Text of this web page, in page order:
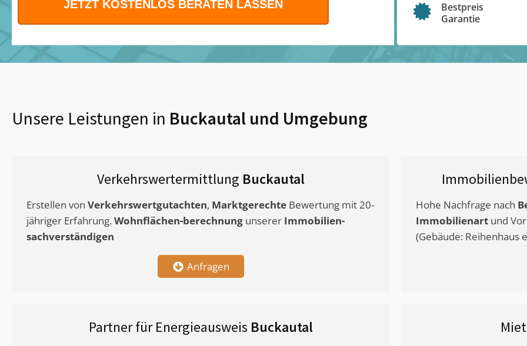
Bestpreis
Garantie
Unsere Leistungen in Buckautal und Umgebung
Verkehrswertermittlung Buckautal
Erstellen von Verkehrswertgutachten, Marktgerechte Bewertung mit 20-
jähriger Erfahrung. Wohnflächen-berechnung unserer Immobilien-
sachverständigen
Anfragen
Hohe Nachfrage nach
Immobilienart und
(Gebäude: Reihenhaus
Partner für Energieausweis Buckautal